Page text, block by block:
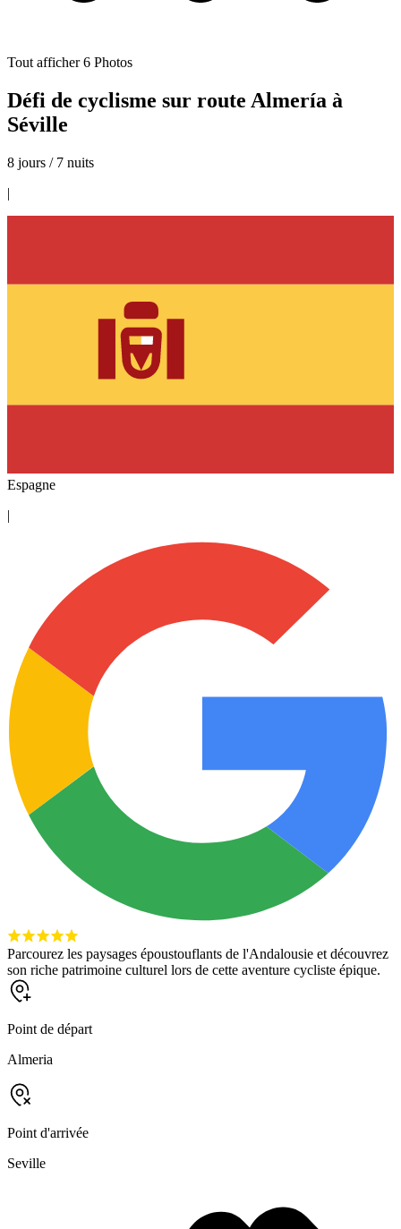
Tout afficher 6 Photos
Défi de cyclisme sur route Almería à
Séville
8 jours / 7 nuits
|
Espagne
|
Parcourez les paysages époustouflants de l'Andalousie et découvrez
son riche patrimoine culturel lors de cette aventure cycliste épique.
Point de départ
Almeria
Point d'arrivée
Seville